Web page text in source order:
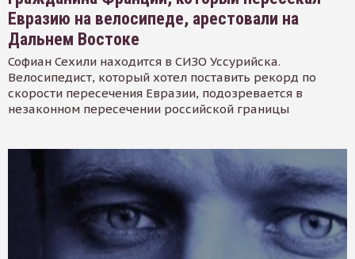
Евразию на велосипеде, арестовали на
Дальнем Востоке
Софиан Сехили находится в СИЗО Уссурийска.
Велосипедист, который хотел поставить рекорд по
скорости пересечения Евразии, подозревается в
незаконном пересечении российской границы